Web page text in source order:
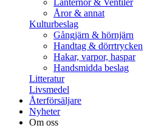
Lanternor & Ventiler
Åror & annat
Kulturbeslag
Gångjärn & hörnjärn
Handtag & dörrtrycken
Hakar, varpor, haspar
Handsmidda beslag
Litteratur
Livsmedel
Återförsäljare
Nyheter
Om oss